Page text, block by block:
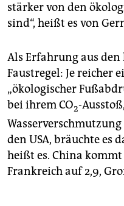
stärker von den
sind“, heißt es von
Als Erfahrung aus
Faustregel: Je reicher
„ökologischer
bei ihrem CO2-
den USA, bräuchte es
heißt es. China kommt
Frankreich auf 2,9,